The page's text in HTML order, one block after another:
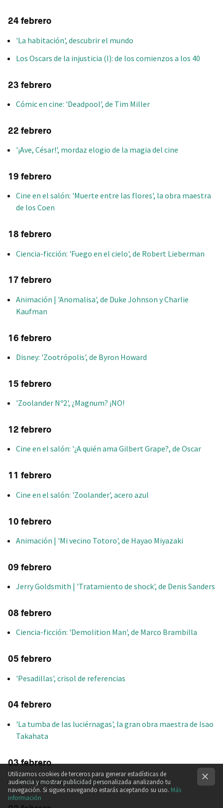
24 febrero
'La habitación', descubrir el mundo
Los Oscars de la injusticia (I): de los comienzos a los 40
23 febrero
Cómic en cine: 'Deadpool', de Tim Miller
22 febrero
'¡Ave, César!', mordaz elogio de la magia del cine
19 febrero
Cine en el salón: 'Muerte entre las flores', la obra maestra
de los Coen
18 febrero
Ciencia-ficción: 'Fuego en el cielo', de Robert Lieberman
17 febrero
Animación | 'Anomalisa', de Duke Johnson y Charlie
Kaufman
16 febrero
Disney: 'Zootrópolis', de Byron Howard
15 febrero
'Zoolander Nº2', ¿Magnum? ¡NO!
12 febrero
Cine en el salón: '¿A quién ama Gilbert Grape?, de Oscar
11 febrero
Cine en el salón: 'Zoolander', acero azul
10 febrero
Animación | 'Mi vecino Totoro', de Hayao Miyazaki
09 febrero
Jerry Goldsmith | 'Tratamiento de shock', de Denis Sanders
08 febrero
Ciencia-ficción: 'Demolition Man', de Marco Brambilla
05 febrero
'Pesadillas', crisol de referencias
04 febrero
'La tumba de las luciérnagas', la gran obra maestra de Isao
Takahata
03 febrero
'El renacido', visceralidad
Utilizamos cookies de terceros para generar estadísticas de
audiencia y mostrar publicidad personalizada analizando tu
navegación. Si sigues navegando estarás aceptando su uso. Más
información